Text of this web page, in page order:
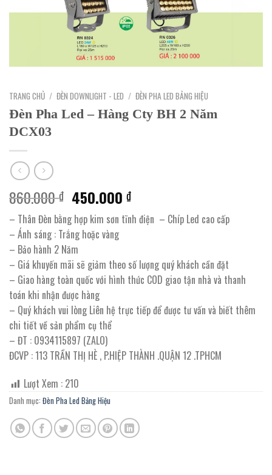
TRANG CHỦ / ĐÈN DOWNLIGHT - LED / ĐÈN PHA LED BẢNG HIỆU
Đèn Pha Led – Hàng Cty BH 2 Năm
DCX03
860.000₫ Giá
gốc
là:
860.000 ₫.
450.000₫Giá
hiện
tại
450.000 ₫.
– Thân Đèn bằng hợp kim sơn tĩnh điện – Chíp Led cao cấp
– Ánh sáng : Trắng hoặc vàng
– Bảo hành 2 Năm
– Giá khuyến mãi sẽ giảm theo số lượng quý khách cần đặt
– Giao hàng toàn quốc với hình thức COD giao tận nhà và thanh
toán khi nhận được hàng
– Quý khách vui lòng Liên hệ trực tiếp để được tư vấn và biết thêm
chi tiết về sản phẩm cụ thể
– ĐT : 0934115897 (ZALO)
ĐCVP : 113 TRẦN THỊ HÈ , P.HIỆP THÀNH .QUẬN 12 .TPHCM
Lượt Xem : 210
Danh mục: Đèn Pha Led Bảng Hiệu